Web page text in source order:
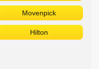
Movenpick
Hilton